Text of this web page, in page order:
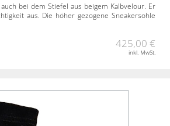
bei dem Stiefel aus beigem Kalbvelour. Er
aus. Die höher gezogene Sneakersohle
425,00 €
inkl. MwSt.